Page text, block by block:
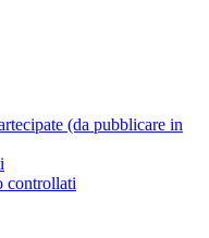
(da pubblicare in
controllati